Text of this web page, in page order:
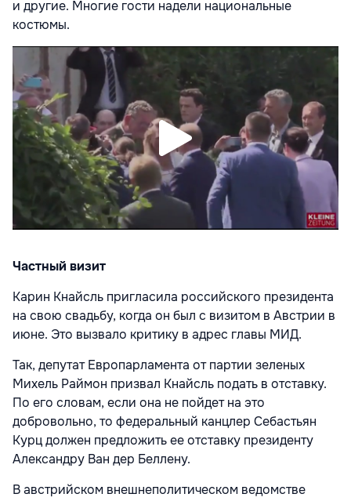
и другие. Многие гости надели национальные
костюмы.
Частный визит
Карин Кнайсль пригласила российского президента
на свою свадьбу, когда он был с визитом в Австрии в
июне. Это вызвало критику в адрес главы МИД.
Так, депутат Европарламента от партии зеленых
Михель Раймон призвал Кнайсль подать в отставку.
По его словам, если она не пойдет на это
добровольно, то федеральный канцлер Себастьян
Курц должен предложить ее отставку президенту
Александру Ван дер Беллену.
В австрийском внешнеполитическом ведомстве